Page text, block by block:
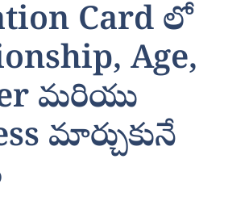
Card లో
Age,
మరియు
మార్చుకునే